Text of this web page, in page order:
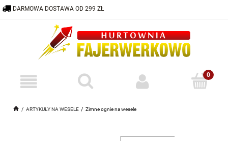
ARTYKUŁY NA WESELE Zimne ognie na wesele
DARMOWA DOSTAWA OD 299 ZŁ
HURTOWNIA@FAJERWERKOWO.PL